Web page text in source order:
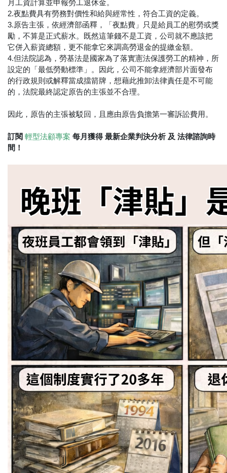
⽉⼯資計算並申報勞⼯退休⾦。
2.夜點費具有勞務對價性和給與經常性，符合⼯資的定義。
3.原告主張，依經濟部函釋，「夜點費」只是給員工的慰勞或獎
勵，不算是正式薪水。既然這筆錢不是工資，公司就不應該把
它併入薪資總額，更不能拿它來調高勞退金的提繳金額。
4.但法院認為，勞基法是國家為了落實憲法保護勞工的精神，所
設定的「最低勞動標準」。因此，公司不能拿經濟部片面發布
的行政規則或解釋當成擋箭牌，想藉此推卸法律責任是不可能
的，法院最終認定原告的主張並不合理。
因此，原告的主張被駁回，且應由原告負擔第⼀審訴訟費⽤。
訂閱 ​ 輕型法顧專案 每月獲得 最新企業判決分析 及 法律諮詢時
間！